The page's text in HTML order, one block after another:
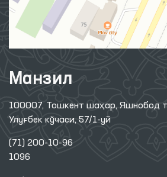
Манзил
100007, Тошкент шаҳар, Яшнобод
Улуғбек кўчаси, 57/1-уй
(71) 200-10-96
1096